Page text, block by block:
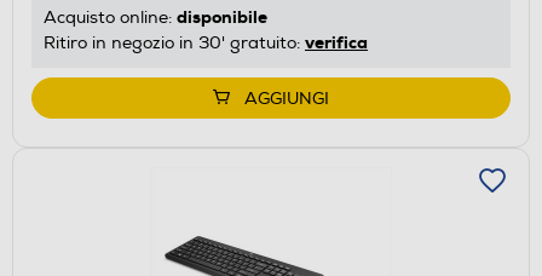
Acquisto online: disponibile
Ritiro in negozio in 30' gratuito: verifica
AGGIUNGI